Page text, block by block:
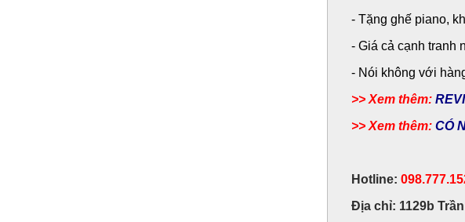
- Tặng ghế piano,
- Giá cả cạnh tranh
- Nói không với
>> Xem thêm:
>> Xem thêm: CÓ
Hotline:
Địa chỉ: 1129b